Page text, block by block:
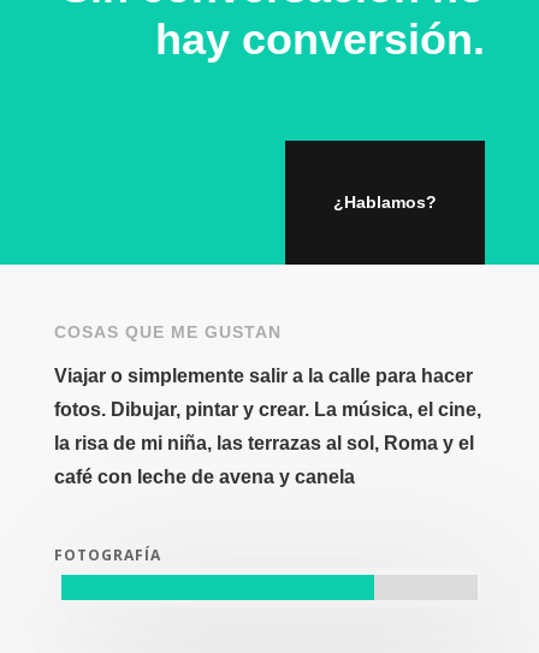
hay conversión.
¿Hablamos?
COSAS QUE ME GUSTAN
Viajar o simplemente salir a la calle para hacer
fotos. Dibujar, pintar y crear. La música, el cine,
la risa de mi niña, las terrazas al sol, Roma y el
café con leche de avena y canela
FOTOGRAFÍA